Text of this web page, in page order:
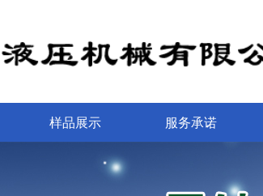
样品展示 服务承诺